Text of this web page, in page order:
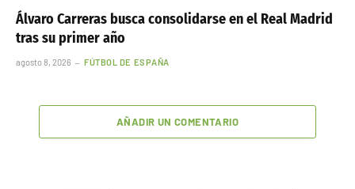
Álvaro Carreras busca consolidarse en el Real Madrid
tras su primer año
agosto 8, 2026 FÚTBOL DE ESPAÑA
AÑADIR UN COMENTARIO